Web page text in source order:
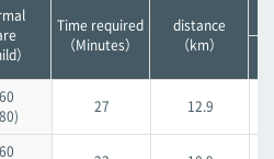
Furujima
Asato
Furujima
）
Time required
（Minutes）
distance
（km）
27 12.9